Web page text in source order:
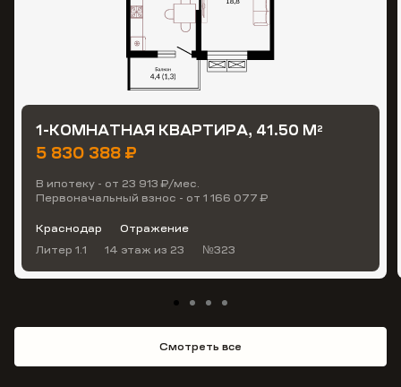
1-КОМНАТНАЯ КВАРТИРА, 41.50 М2
5 830 388 ₽
В ипотеку - от 23 913 ₽/мес.
Первоначальный взнос - от 1 166 077 ₽
Краснодар
Отражение
Литер 1.1
14 этаж из 23 №323
Смотреть все